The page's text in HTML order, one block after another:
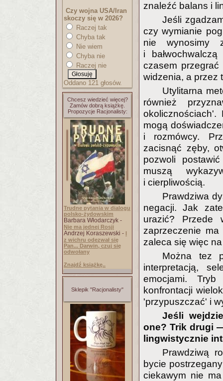
Czy wojna USA/Iran
skoczy się w 2026?
Raczej tak
Chyba tak
Nie wiem
Chyba nie
Raczej nie
Oddano 121 głosów.
Chcesz wiedzieć więcej?
Zamów dobrą książkę.
Propozycje Racjonalisty:
Trudne pytania w dialogu
polsko-żydowskim
Barbara Włodarczyk -
Nie ma jednej Rosji
Andrzej Koraszewski - I
z wichru odezwał się
Pan... Darwin, czuj się
odwołany
Znajdź książkę..
Sklepik "Racjonalisty"
znaleźć balans i
Jeśli
czy wymianie
nie wynosimy
i
czasem przegrać
widzenia, a przez
Utylitarna
również
mogą
i rozmówcy.
zacisnąć zęby,
pozwoli
muszą
i cierpliwością.
Prawdziwa
negacji. Jak
urazić? Przede
zaprzeczenie
zaleca się więc
Można tez
interpretacją,
emocjami. Tryb
konfrontacji
'przypuszczać' i
Jeśli
one? Trik drugi
lingwistycznie
Prawdziwą
bycie
ciekawym nie